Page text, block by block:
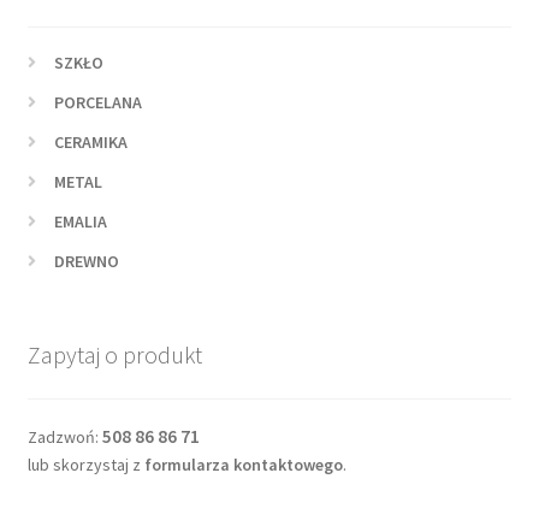
SZKŁO
PORCELANA
CERAMIKA
METAL
EMALIA
DREWNO
Zapytaj o produkt
Zadzwoń: 508 86 86 71
lub skorzystaj z formularza kontaktowego.